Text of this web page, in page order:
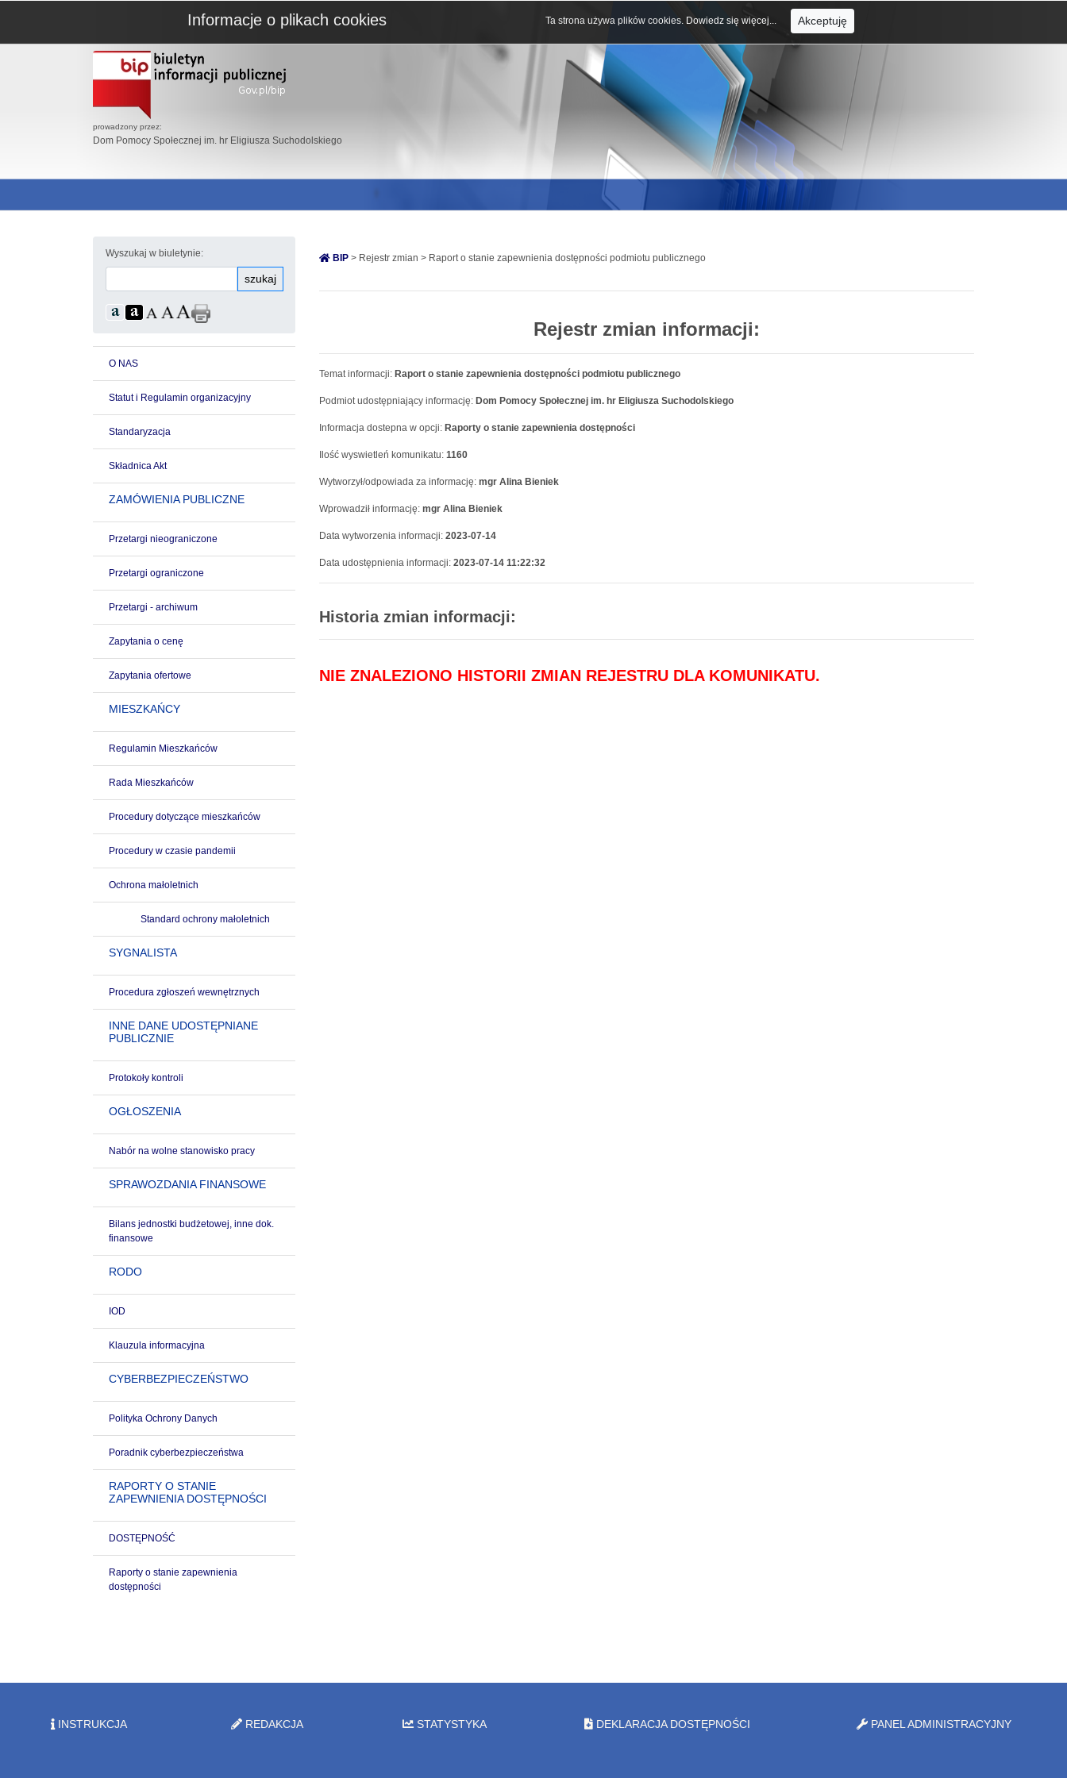
prowadzony przez:
Dom Pomocy Społecznej im. hr Eligiusza Suchodolskiego
Wyszukaj w biuletynie:
szukaj
O NAS
Statut i Regulamin organizacyjny
Standaryzacja
Składnica Akt
ZAMÓWIENIA PUBLICZNE
Przetargi nieograniczone
Przetargi ograniczone
Przetargi - archiwum
Zapytania o cenę
Zapytania ofertowe
MIESZKAŃCY
Regulamin Mieszkańców
Rada Mieszkańców
Procedury dotyczące mieszkańców
Procedury w czasie pandemii
Ochrona małoletnich
Standard ochrony małoletnich
SYGNALISTA
Procedura zgłoszeń wewnętrznych
INNE DANE UDOSTĘPNIANE
PUBLICZNIE
Protokoły kontroli
OGŁOSZENIA
Nabór na wolne stanowisko pracy
SPRAWOZDANIA FINANSOWE
Bilans jednostki budżetowej, inne dok.
finansowe
RODO
IOD
Klauzula informacyjna
CYBERBEZPIECZEŃSTWO
Polityka Ochrony Danych
Poradnik cyberbezpieczeństwa
RAPORTY O STANIE
ZAPEWNIENIA DOSTĘPNOŚCI
DOSTĘPNOŚĆ
Raporty o stanie zapewnienia
dostępności
BIP > Rejestr zmian > Raport o stanie zapewnienia dostępności podmiotu publicznego
Rejestr zmian informacji:
Temat informacji: Raport o stanie zapewnienia dostępności podmiotu publicznego
Podmiot udostępniający informację: Dom Pomocy Społecznej im. hr Eligiusza Suchodolskiego
Informacja dostepna w opcji: Raporty o stanie zapewnienia dostępności
Ilość wyswietleń komunikatu: 1160
Wytworzył/odpowiada za informację: mgr Alina Bieniek
Wprowadził informację: mgr Alina Bieniek
Data wytworzenia informacji: 2023-07-14
Data udostępnienia informacji: 2023-07-14 11:22:32
Historia zmian informacji:
NIE ZNALEZIONO HISTORII ZMIAN REJESTRU DLA KOMUNIKATU.
Informacje o plikach cookies Ta strona używa plików cookies. Dowiedz się więcej... Akceptuję
INSTRUKCJA REDAKCJA STATYSTYKA DEKLARACJA DOSTĘPNOŚCI PANEL ADMINISTRACYJNY